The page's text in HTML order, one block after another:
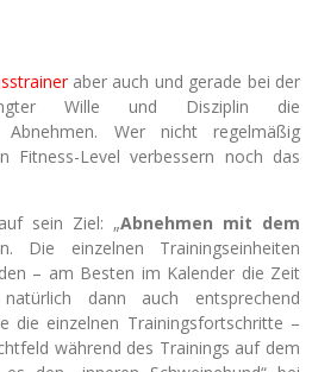
aber auch und gerade bei der
Wille und Disziplin die
Abnehmen. Wer nicht regelmäßig
Fitness-Level verbessern noch das
sein Ziel: „Abnehmen mit dem
Die einzelnen Trainingseinheiten
– am Besten im Kalender die Zeit
dann auch entsprechend
die einzelnen Trainingsfortschritte –
während des Trainings auf dem